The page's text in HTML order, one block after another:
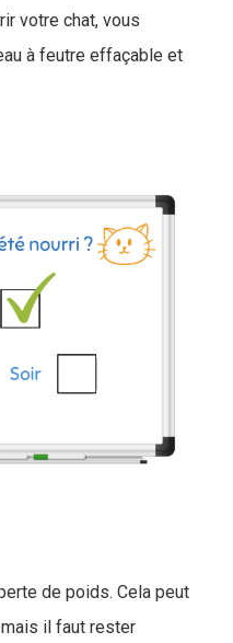
votre chat, vous
à feutre effaçable et
de poids. Cela peut
il faut rester